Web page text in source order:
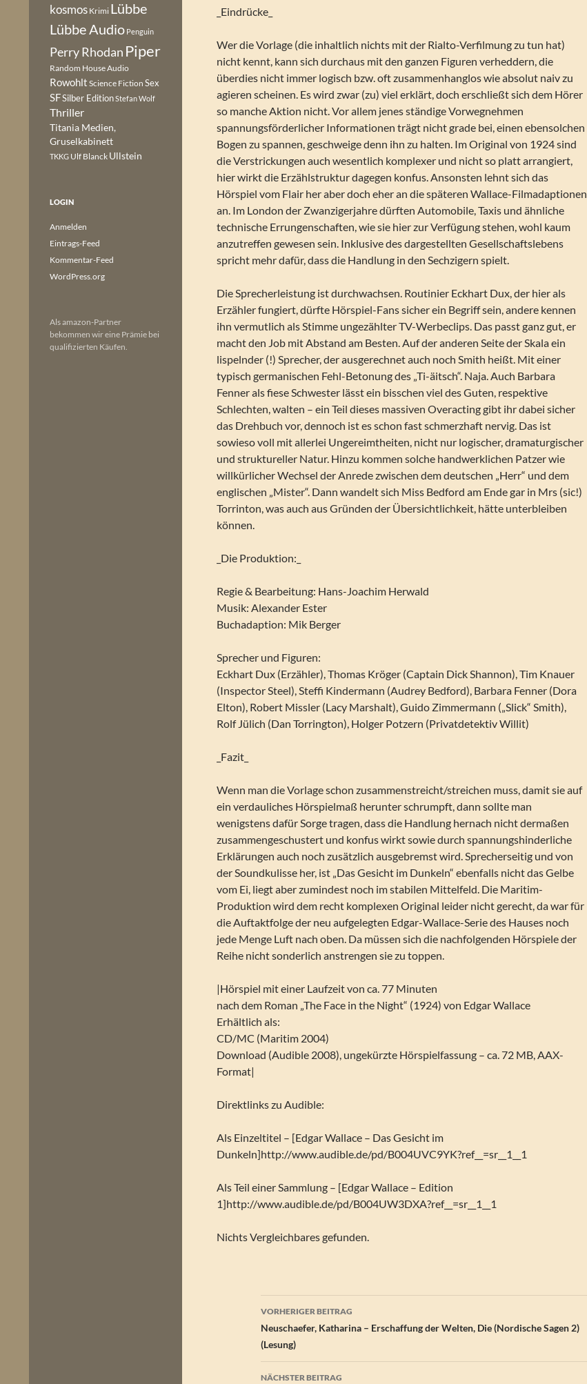
_Eindrücke_
Wer die Vorlage (die inhaltlich nichts mit der Rialto-Verfilmung zu tun hat)
nicht kennt, kann sich durchaus mit den ganzen Figuren verheddern, die
überdies nicht immer logisch bzw. oft zusammenhanglos wie absolut naiv zu
agieren scheinen. Es wird zwar (zu) viel erklärt, doch erschließt sich dem Hörer
so manche Aktion nicht. Vor allem jenes ständige Vorwegnehmen
spannungsförderlicher Informationen trägt nicht grade bei, einen ebensolchen
Bogen zu spannen, geschweige denn ihn zu halten. Im Original von 1924 sind
die Verstrickungen auch wesentlich komplexer und nicht so platt arrangiert,
hier wirkt die Erzählstruktur dagegen konfus. Ansonsten lehnt sich das
Hörspiel vom Flair her aber doch eher an die späteren Wallace-Filmadaptionen
an. Im London der Zwanzigerjahre dürften Automobile, Taxis und ähnliche
technische Errungenschaften, wie sie hier zur Verfügung stehen, wohl kaum
anzutreffen gewesen sein. Inklusive des dargestellten Gesellschaftslebens
spricht mehr dafür, dass die Handlung in den Sechzigern spielt.
Die Sprecherleistung ist durchwachsen. Routinier Eckhart Dux, der hier als
Erzähler fungiert, dürfte Hörspiel-Fans sicher ein Begriff sein, andere kennen
ihn vermutlich als Stimme ungezählter TV-Werbeclips. Das passt ganz gut, er
macht den Job mit Abstand am Besten. Auf der anderen Seite der Skala ein
lispelnder (!) Sprecher, der ausgerechnet auch noch Smith heißt. Mit einer
typisch germanischen Fehl-Betonung des „Ti-äitsch“. Naja. Auch Barbara
Fenner als fiese Schwester lässt ein bisschen viel des Guten, respektive
Schlechten, walten – ein Teil dieses massiven Overacting gibt ihr dabei sicher
das Drehbuch vor, dennoch ist es schon fast schmerzhaft nervig. Das ist
sowieso voll mit allerlei Ungereimtheiten, nicht nur logischer, dramaturgischer
und struktureller Natur. Hinzu kommen solche handwerklichen Patzer wie
willkürlicher Wechsel der Anrede zwischen dem deutschen „Herr“ und dem
englischen „Mister“. Dann wandelt sich Miss Bedford am Ende gar in Mrs (sic!)
Torrinton, was auch aus Gründen der Übersichtlichkeit, hätte unterbleiben
können.
_Die Produktion:_
Regie & Bearbeitung: Hans-Joachim Herwald
Musik: Alexander Ester
Buchadaption: Mik Berger
Sprecher und Figuren:
Eckhart Dux (Erzähler), Thomas Kröger (Captain Dick Shannon), Tim Knauer
(Inspector Steel), Steffi Kindermann (Audrey Bedford), Barbara Fenner (Dora
Elton), Robert Missler (Lacy Marshalt), Guido Zimmermann („Slick“ Smith),
Rolf Jülich (Dan Torrington), Holger Potzern (Privatdetektiv Willit)
_Fazit_
Wenn man die Vorlage schon zusammenstreicht/streichen muss, damit sie auf
ein verdauliches Hörspielmaß herunter schrumpft, dann sollte man
wenigstens dafür Sorge tragen, dass die Handlung hernach nicht dermaßen
zusammengeschustert und konfus wirkt sowie durch spannungshinderliche
Erklärungen auch noch zusätzlich ausgebremst wird. Sprecherseitig und von
der Soundkulisse her, ist „Das Gesicht im Dunkeln“ ebenfalls nicht das Gelbe
vom Ei, liegt aber zumindest noch im stabilen Mittelfeld. Die Maritim-
Produktion wird dem recht komplexen Original leider nicht gerecht, da war für
die Auftaktfolge der neu aufgelegten Edgar-Wallace-Serie des Hauses noch
jede Menge Luft nach oben. Da müssen sich die nachfolgenden Hörspiele der
Reihe nicht sonderlich anstrengen sie zu toppen.
|Hörspiel mit einer Laufzeit von ca. 77 Minuten
nach dem Roman „The Face in the Night“ (1924) von Edgar Wallace
Erhältlich als:
CD/MC (Maritim 2004)
Download (Audible 2008), ungekürzte Hörspielfassung – ca. 72 MB, AAX-
Format|
Direktlinks zu Audible:
Als Einzeltitel – [Edgar Wallace – Das Gesicht im
Dunkeln]http://www.audible.de/pd/B004UVC9YK?ref__=sr__1__1
Als Teil einer Sammlung – [Edgar Wallace – Edition
1]http://www.audible.de/pd/B004UW3DXA?ref__=sr__1__1
Nichts Vergleichbares gefunden.
Beitragsnavigation
VORHERIGER BEITRAG
Neuschaefer, Katharina – Erschaffung der Welten, Die (Nordische Sagen 2)
(Lesung)
NÄCHSTER BEITRAG
kosmos Krimi Lübbe
Lübbe Audio Penguin
Perry Rhodan Piper
Random House Audio
Rowohlt Science Fiction Sex
SFSilber EditionStefan Wolf
Thriller
Titania Medien,
Gruselkabinett
TKKG Ulf Blanck Ullstein
LOGIN
Anmelden
Eintrags-Feed
Kommentar-Feed
WordPress.org
Als amazon-Partner
bekommen wir eine Prämie bei
qualifizierten Käufen.